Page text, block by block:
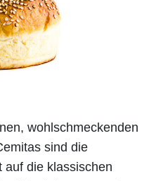
wohlschmeckenden
sind die
auf die klassischen